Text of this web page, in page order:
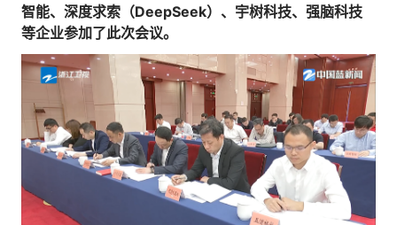
智能、深度求索（DeepSeek）、宇树科技、强脑科技
等企业参加了此次会议。